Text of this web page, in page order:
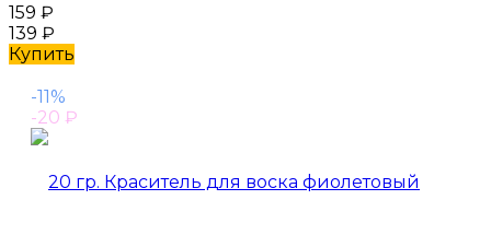
159 ₽
139 ₽
Купить
-11%
-20 ₽